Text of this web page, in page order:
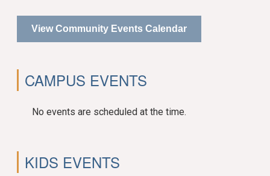
View Community Events Calendar
CAMPUS EVENTS
No events are scheduled at the time.
KIDS EVENTS